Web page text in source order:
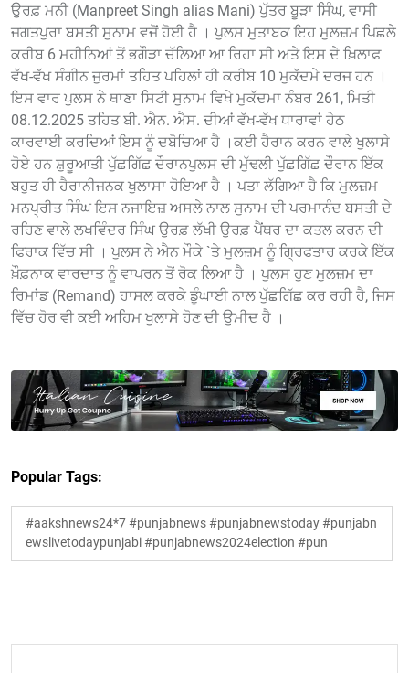
ਉਰਫ਼ ਮਨੀ (Manpreet Singh alias Mani) ਪੁੱਤਰ ਬੂੜਾ ਸਿੰਘ, ਵਾਸੀ
ਜਗਤਪੁਰਾ ਬਸਤੀ ਸੁਨਾਮ ਵਜੋਂ ਹੋਈ ਹੈ । ਪੁਲਸ ਮੁਤਾਬਕ ਇਹ ਮੁਲਜ਼ਮ ਪਿਛਲੇ
ਕਰੀਬ 6 ਮਹੀਨਿਆਂ ਤੋਂ ਭਗੌੜਾ ਚੱਲਿਆ ਆ ਰਿਹਾ ਸੀ ਅਤੇ ਇਸ ਦੇ ਖ਼ਿਲਾਫ਼
ਵੱਖ-ਵੱਖ ਸੰਗੀਨ ਜੁਰਮਾਂ ਤਹਿਤ ਪਹਿਲਾਂ ਹੀ ਕਰੀਬ 10 ਮੁਕੱਦਮੇ ਦਰਜ ਹਨ ।
ਇਸ ਵਾਰ ਪੁਲਸ ਨੇ ਥਾਣਾ ਸਿਟੀ ਸੁਨਾਮ ਵਿਖੇ ਮੁਕੱਦਮਾ ਨੰਬਰ 261, ਮਿਤੀ
08.12.2025 ਤਹਿਤ ਬੀ. ਐਨ. ਐਸ. ਦੀਆਂ ਵੱਖ-ਵੱਖ ਧਾਰਾਵਾਂ ਹੇਠ
ਕਾਰਵਾਈ ਕਰਦਿਆਂ ਇਸ ਨੂੰ ਦਬੋਚਿਆ ਹੈ ।ਕਈ ਹੈਰਾਨ ਕਰਨ ਵਾਲੇ ਖੁਲਾਸੇ
ਹੋਏ ਹਨ ਸ਼ੁਰੂਆਤੀ ਪੁੱਛਗਿੱਛ ਦੌਰਾਨਪੁਲਸ ਦੀ ਮੁੱਢਲੀ ਪੁੱਛਗਿੱਛ ਦੌਰਾਨ ਇੱਕ
ਬਹੁਤ ਹੀ ਹੈਰਾਨੀਜਨਕ ਖੁਲਾਸਾ ਹੋਇਆ ਹੈ । ਪਤਾ ਲੱਗਿਆ ਹੈ ਕਿ ਮੁਲਜ਼ਮ
ਮਨਪ੍ਰੀਤ ਸਿੰਘ ਇਸ ਨਜਾਇਜ਼ ਅਸਲੇ ਨਾਲ ਸੁਨਾਮ ਦੀ ਪਰਮਾਨੰਦ ਬਸਤੀ ਦੇ
ਰਹਿਣ ਵਾਲੇ ਲਖਵਿੰਦਰ ਸਿੰਘ ਉਰਫ਼ ਲੱਖੀ ਉਰਫ਼ ਪੈਂਥਰ ਦਾ ਕਤਲ ਕਰਨ ਦੀ
ਫਿਰਾਕ ਵਿੱਚ ਸੀ । ਪੁਲਸ ਨੇ ਐਨ ਮੌਕੇ `ਤੇ ਮੁਲਜ਼ਮ ਨੂੰ ਗ੍ਰਿਫਤਾਰ ਕਰਕੇ ਇੱਕ
ਖ਼ੌਫ਼ਨਾਕ ਵਾਰਦਾਤ ਨੂੰ ਵਾਪਰਨ ਤੋਂ ਰੋਕ ਲਿਆ ਹੈ । ਪੁਲਸ ਹੁਣ ਮੁਲਜ਼ਮ ਦਾ
ਰਿਮਾਂਡ (Remand) ਹਾਸਲ ਕਰਕੇ ਡੂੰਘਾਈ ਨਾਲ ਪੁੱਛਗਿੱਛ ਕਰ ਰਹੀ ਹੈ, ਜਿਸ
ਵਿੱਚ ਹੋਰ ਵੀ ਕਈ ਅਹਿਮ ਖੁਲਾਸੇ ਹੋਣ ਦੀ ਉਮੀਦ ਹੈ ।
Popular Tags:
#aakshnews24*7 #punjabnews #punjabnewstoday #punjabn
ewslivetodaypunjabi #punjabnews2024election #pun